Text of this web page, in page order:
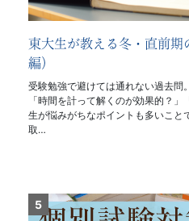
東大生が教える冬・直前期
編）
受験勉強で避けては通れない過去問
「時間を計って解くのが効果的？
生が悩みがちなポイントも多いこと
取…